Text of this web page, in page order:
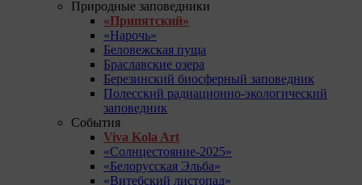
Природные заповедники
«Припятский»
«Нарочь»
Беловежская пуща
Браславские озера
Березинский биосферный заповедник
Полесский радиационно-экологический
заповедник
События
Viva Kola Art
«Солнцестояние-2025»
«Белорусская Эльба»
«Витебский листопад»